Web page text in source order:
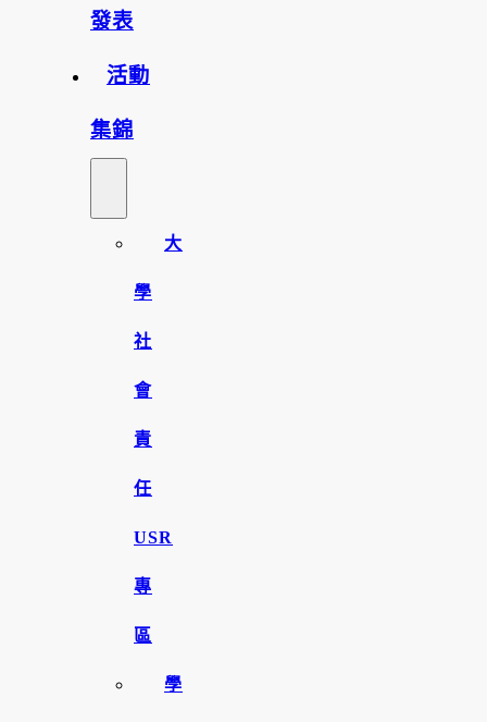
發表
活動
集錦
大
學
社
會
責
任
USR
專
區
學